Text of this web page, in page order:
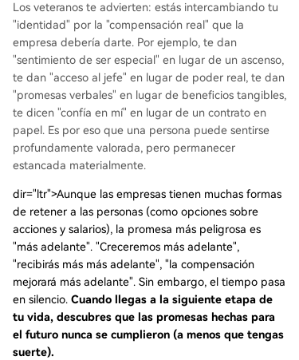
Los veteranos te advierten: estás intercambiando tu
"identidad" por la "compensación real" que la
empresa debería darte. Por ejemplo, te dan
"sentimiento de ser especial" en lugar de un ascenso,
te dan "acceso al jefe" en lugar de poder real, te dan
"promesas verbales" en lugar de beneficios tangibles,
te dicen "confía en mí" en lugar de un contrato en
papel. Es por eso que una persona puede sentirse
profundamente valorada, pero permanecer
estancada materialmente.
dir="ltr">Aunque las empresas tienen muchas formas
de retener a las personas (como opciones sobre
acciones y salarios), la promesa más peligrosa es
"más adelante". "Creceremos más adelante",
"recibirás más más adelante", "la compensación
mejorará más adelante". Sin embargo, el tiempo pasa
en silencio. Cuando llegas a la siguiente etapa de
tu vida, descubres que las promesas hechas para
el futuro nunca se cumplieron (a menos que tengas
suerte).